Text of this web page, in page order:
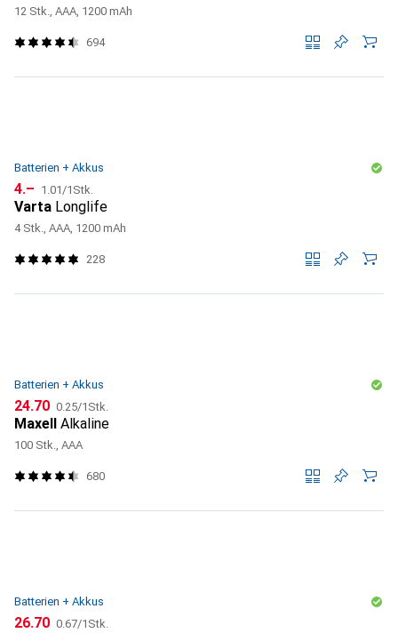
12 Stk., AAA, 1200 mAh
694
Batterien + Akkus
CHF
4.– CHF
1.01/1Stk.
Varta Longlife
4 Stk., AAA, 1200 mAh
228
Batterien + Akkus
CHF
24.70 CHF
0.25/1Stk.
Maxell Alkaline
100 Stk., AAA
680
Batterien + Akkus
CHF
26.70 CHF
0.67/1Stk.